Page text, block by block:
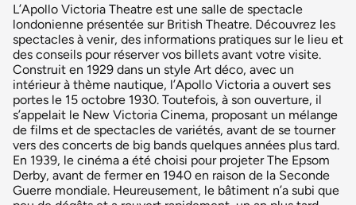
L’Apollo Victoria Theatre est une salle de spectacle
londonienne présentée sur British Theatre. Découvrez les
spectacles à venir, des informations pratiques sur le lieu et
des conseils pour réserver vos billets avant votre visite.
Construit en 1929 dans un style Art déco, avec un
intérieur à thème nautique, l’Apollo Victoria a ouvert ses
portes le 15 octobre 1930. Toutefois, à son ouverture, il
s’appelait le New Victoria Cinema, proposant un mélange
de films et de spectacles de variétés, avant de se tourner
vers des concerts de big bands quelques années plus tard.
En 1939, le cinéma a été choisi pour projeter The Epsom
Derby, avant de fermer en 1940 en raison de la Seconde
Guerre mondiale. Heureusement, le bâtiment n’a subi que